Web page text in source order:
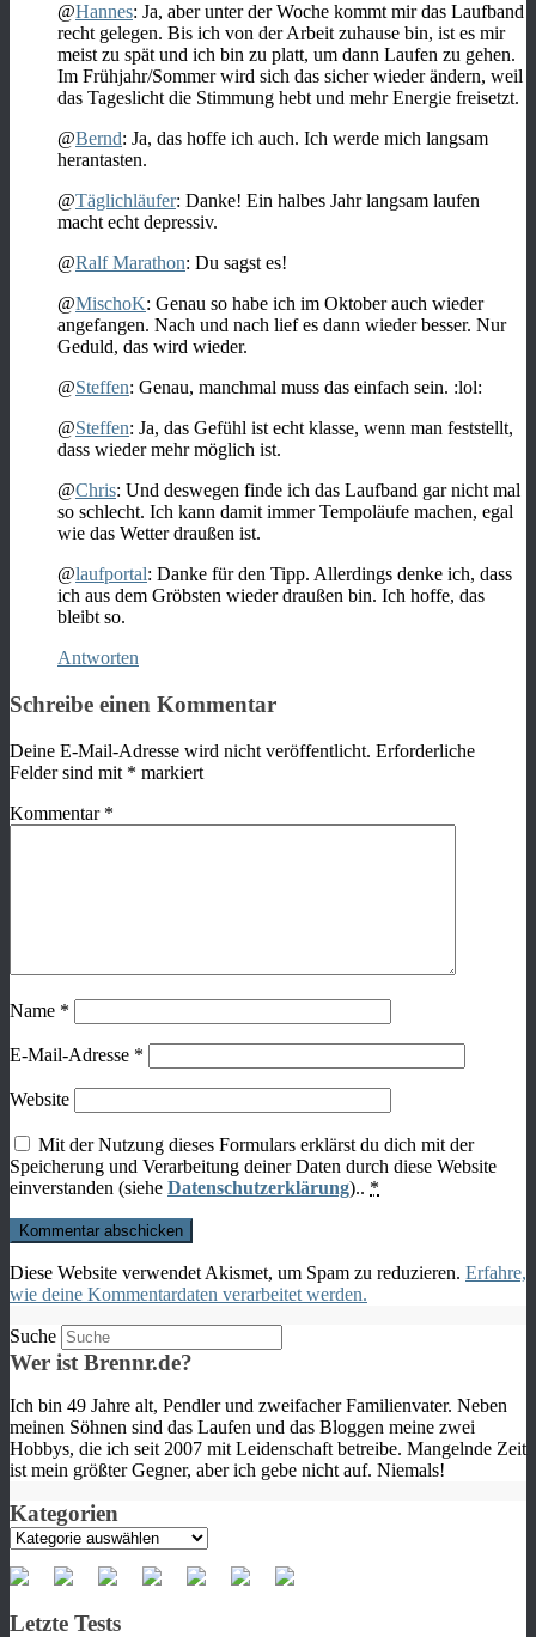
@Hannes: Ja, aber unter der Woche kommt mir das Laufband
recht gelegen. Bis ich von der Arbeit zuhause bin, ist es mir
meist zu spät und ich bin zu platt, um dann Laufen zu gehen.
Im Frühjahr/Sommer wird sich das sicher wieder ändern, weil
das Tageslicht die Stimmung hebt und mehr Energie freisetzt.
@Bernd: Ja, das hoffe ich auch. Ich werde mich langsam
herantasten.
@Täglichläufer: Danke! Ein halbes Jahr langsam laufen
macht echt depressiv.
@Ralf Marathon: Du sagst es!
@MischoK: Genau so habe ich im Oktober auch wieder
angefangen. Nach und nach lief es dann wieder besser. Nur
Geduld, das wird wieder.
@Steffen: Genau, manchmal muss das einfach sein. :lol:
@Steffen: Ja, das Gefühl ist echt klasse, wenn man feststellt,
dass wieder mehr möglich ist.
@Chris: Und deswegen finde ich das Laufband gar nicht mal
so schlecht. Ich kann damit immer Tempoläufe machen, egal
wie das Wetter draußen ist.
@laufportal: Danke für den Tipp. Allerdings denke ich, dass
ich aus dem Gröbsten wieder draußen bin. Ich hoffe, das
bleibt so.
Antworten
Schreibe einen Kommentar
Deine E-Mail-Adresse wird nicht veröffentlicht. Erforderliche
Felder sind mit * markiert
Kommentar *
Name *
E-Mail-Adresse *
Website
Mit der Nutzung dieses Formulars erklärst du dich mit der
Speicherung und Verarbeitung deiner Daten durch diese Website
einverstanden (siehe Datenschutzerklärung).. *
Diese Website verwendet Akismet, um Spam zu reduzieren. Erfahre,
wie deine Kommentardaten verarbeitet werden.
Suche
Wer ist Brennr.de?
Ich bin 49 Jahre alt, Pendler und zweifacher Familienvater. Neben
meinen Söhnen sind das Laufen und das Bloggen meine zwei
Hobbys, die ich seit 2007 mit Leidenschaft betreibe. Mangelnde Zeit
ist mein größter Gegner, aber ich gebe nicht auf. Niemals!
Kategorien
Kategorien
Letzte Tests